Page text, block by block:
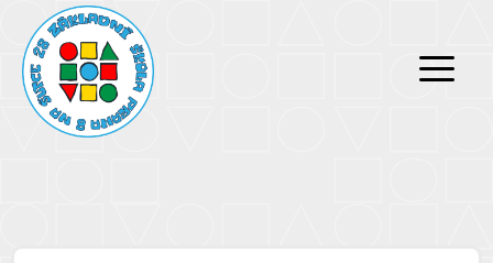
Přeskočit
obsah
Přeskočit
obsah